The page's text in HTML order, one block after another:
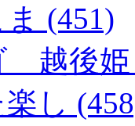
(451)
越後姫
し